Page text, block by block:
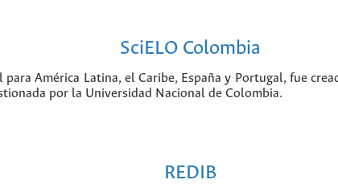
SciELO Colombia
América Latina, el Caribe, España y Portugal, fue
por la Universidad Nacional de Colombia.
REDIB